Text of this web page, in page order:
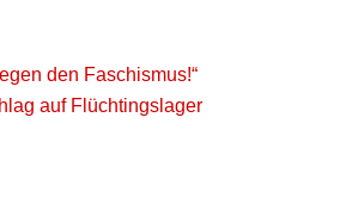
den Faschismus!“
auf Flüchtingslager